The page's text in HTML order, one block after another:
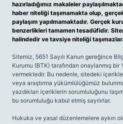
hazırladığımız makaleler
haber niteliği taşımamakta olup,
paylaşım yapılmamaktadır. Gerçek
benzerlikleri tamamen tesadüfidir.
halindedir ve tavsiye niteliği taşımazlar.
Sitemiz, 5651 Sayılı Kanun gereğince
Kurumu (BTK) tarafından onaylanmış bir
vermektedir. Bu nedenle, sitedeki
veya araştırma yükümlülüğümüz
yazdıkları içeriklerin sorumluluğunu
bu sorumluluğu kabul etmiş sayılırlar.
Hukuka ve yasal düzenlemelere aykırı